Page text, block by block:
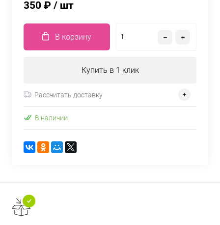
350 ₽ / шт
В корзину
Купить в 1 клик
Рассчитать доставку
В наличии